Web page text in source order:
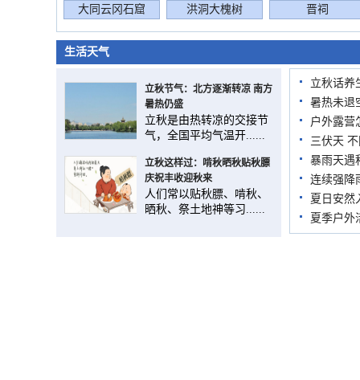
大同云冈石窟
洪洞大槐树 晋祠
生活天气
立秋节气：北方逐渐转凉 南方
暑热仍盛
立秋是由热转凉的交接节
气，全国平均气温开......
立秋这样过：啃秋晒秋贴秋膘
庆祝丰收迎秋来
人们常以贴秋膘、啃秋、
晒秋、祭土地神等习......
立秋话养
暑热未退
户外露营
三伏天
暴雨天遇
连续强降
夏日安然
夏季户外